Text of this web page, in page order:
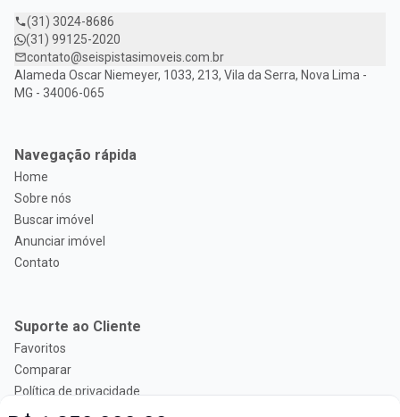
(31) 3024-8686
(31) 99125-2020
contato@seispistasimoveis.com.br
Alameda Oscar Niemeyer, 1033, 213, Vila da Serra, Nova Lima -
MG - 34006-065
Navegação rápida
Home
Sobre nós
Buscar imóvel
Anunciar imóvel
Contato
Suporte ao Cliente
Favoritos
Comparar
Política de privacidade